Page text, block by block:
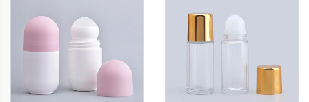
roll-on fles voor
lichaamsolie
Fles